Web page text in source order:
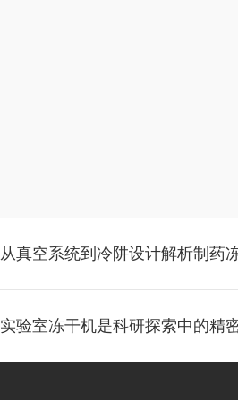
从真空系统到冷阱设计解析制药
实验室冻干机是科研探索中的精